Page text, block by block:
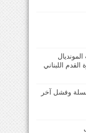
القدم اللبناني
وفشل آخر